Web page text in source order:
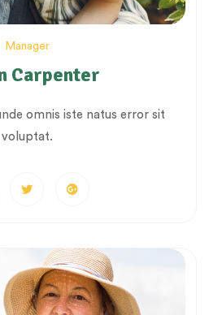
Manager
Carpenter
omnis iste natus error sit
voluptat.